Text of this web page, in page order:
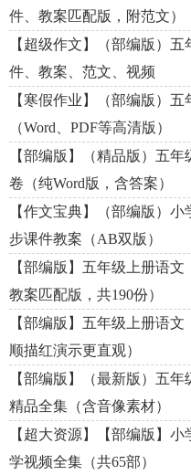
件、教案匹配版，附范文）
【超级作文】（部编版）
件、教案、范文、视频
【寒假作业】（部编版）
（Word、PDF等高清版）
【部编版】（精品版）五
卷（纯Word版，含答案）
【作文宝典】（部编版）
步课件教案（AB双版）
【部编版】五年级上册语
教案匹配版，共190份）
【部编版】五年级上册语
顺描红演示更直观）
【部编版】（最新版）五
精品全集（含音像素材）
【超大资源】【部编版】
学视频全集（共65部）